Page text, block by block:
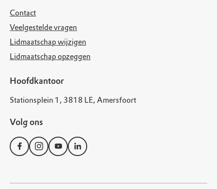
Contact
Veelgestelde vragen
Lidmaatschap wijzigen
Lidmaatschap opzeggen
Hoofdkantoor
Stationsplein 1, 3818 LE, Amersfoort
Volg ons